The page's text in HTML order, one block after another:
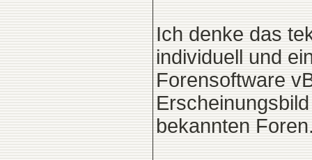
Ich denke das
individuell und
Forensoftware
bekannten